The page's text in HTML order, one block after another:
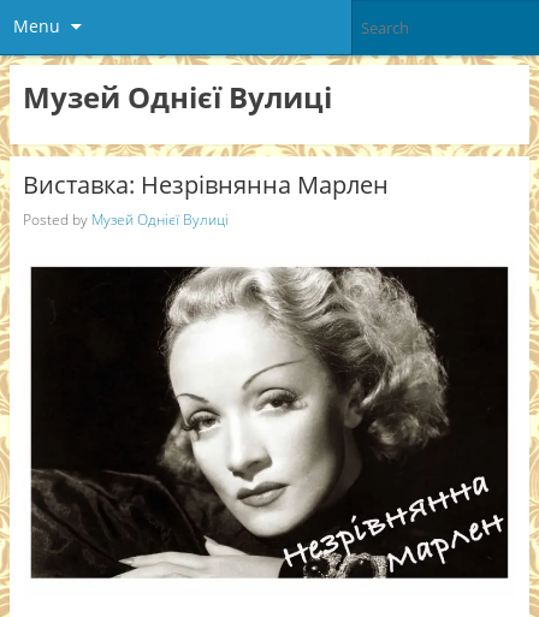
Menu
Музей Однієї Вулиці
Виставка: Незрівнянна Марлен
Posted by Музей Однієї Вулиці